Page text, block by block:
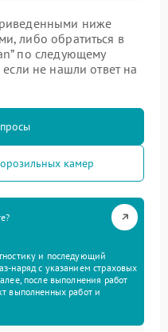
ниже
либо обратиться в
по следующему
если не нашли ответ на
камер
и последующий
наряд с указанием страховых
после выполнения работ
выполненных работ и